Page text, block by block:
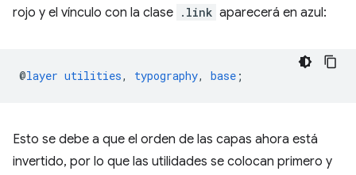
rojo y el vínculo con la clase .link aparecerá en azul:
@layer utilities, typography, base ;
Esto se debe a que el orden de las capas ahora está
invertido, por lo que las utilidades se colocan primero y